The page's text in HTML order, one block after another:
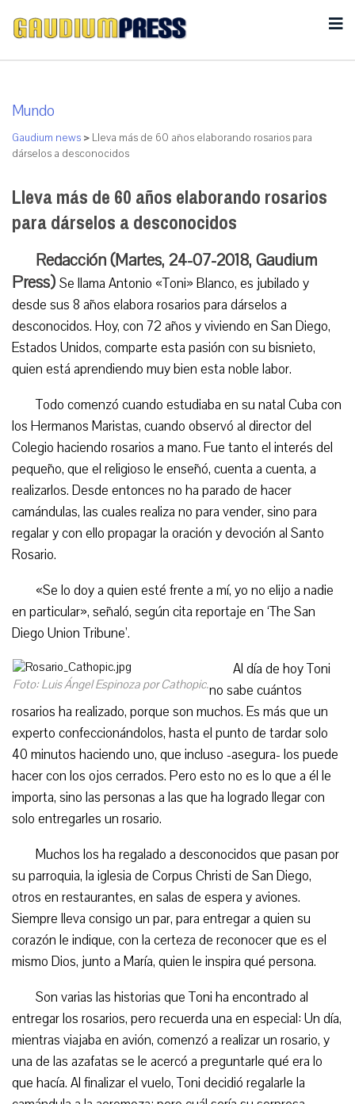
Mundo
Gaudium news > Lleva más de 60 años elaborando rosarios para
dárselos a desconocidos
Lleva más de 60 años elaborando rosarios
para dárselos a desconocidos
Redacción (Martes, 24-07-2018, Gaudium
Press) Se llama Antonio «Toni» Blanco, es jubilado y
desde sus 8 años elabora rosarios para dárselos a
desconocidos. Hoy, con 72 años y viviendo en San Diego,
Estados Unidos, comparte esta pasión con su bisnieto,
quien está aprendiendo muy bien esta noble labor.
Todo comenzó cuando estudiaba en su natal Cuba con
los Hermanos Maristas, cuando observó al director del
Colegio haciendo rosarios a mano. Fue tanto el interés del
pequeño, que el religioso le enseñó, cuenta a cuenta, a
realizarlos. Desde entonces no ha parado de hacer
camándulas, las cuales realiza no para vender, sino para
regalar y con ello propagar la oración y devoción al Santo
Rosario.
«Se lo doy a quien esté frente a mí, yo no elijo a nadie
en particular», señaló, según cita reportaje en ‘The San
Diego Union Tribune’.
Foto: Luis Ángel Espinoza por Cathopic.
Al día de hoy Toni
no sabe cuántos
rosarios ha realizado, porque son muchos. Es más que un
experto confeccionándolos, hasta el punto de tardar solo
40 minutos haciendo uno, que incluso -asegura- los puede
hacer con los ojos cerrados. Pero esto no es lo que a él le
importa, sino las personas a las que ha logrado llegar con
solo entregarles un rosario.
Muchos los ha regalado a desconocidos que pasan por
su parroquia, la iglesia de Corpus Christi de San Diego,
otros en restaurantes, en salas de espera y aviones.
Siempre lleva consigo un par, para entregar a quien su
corazón le indique, con la certeza de reconocer que es el
mismo Dios, junto a María, quien le inspira qué persona.
Son varias las historias que Toni ha encontrado al
entregar los rosarios, pero recuerda una en especial: Un día,
mientras viajaba en avión, comenzó a realizar un rosario, y
una de las azafatas se le acercó a preguntarle qué era lo
que hacía. Al finalizar el vuelo, Toni decidió regalarle la